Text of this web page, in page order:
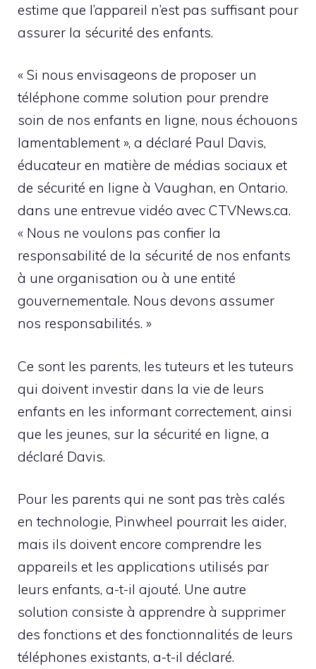
estime que l’appareil n’est pas suffisant pour
assurer la sécurité des enfants.
« Si nous envisageons de proposer un
téléphone comme solution pour prendre
soin de nos enfants en ligne, nous échouons
lamentablement », a déclaré Paul Davis,
éducateur en matière de médias sociaux et
de sécurité en ligne à Vaughan, en Ontario.
dans une entrevue vidéo avec CTVNews.ca.
« Nous ne voulons pas confier la
responsabilité de la sécurité de nos enfants
à une organisation ou à une entité
gouvernementale. Nous devons assumer
nos responsabilités. »
Ce sont les parents, les tuteurs et les tuteurs
qui doivent investir dans la vie de leurs
enfants en les informant correctement, ainsi
que les jeunes, sur la sécurité en ligne, a
déclaré Davis.
Pour les parents qui ne sont pas très calés
en technologie, Pinwheel pourrait les aider,
mais ils doivent encore comprendre les
appareils et les applications utilisés par
leurs enfants, a-t-il ajouté. Une autre
solution consiste à apprendre à supprimer
des fonctions et des fonctionnalités de leurs
téléphones existants, a-t-il déclaré.